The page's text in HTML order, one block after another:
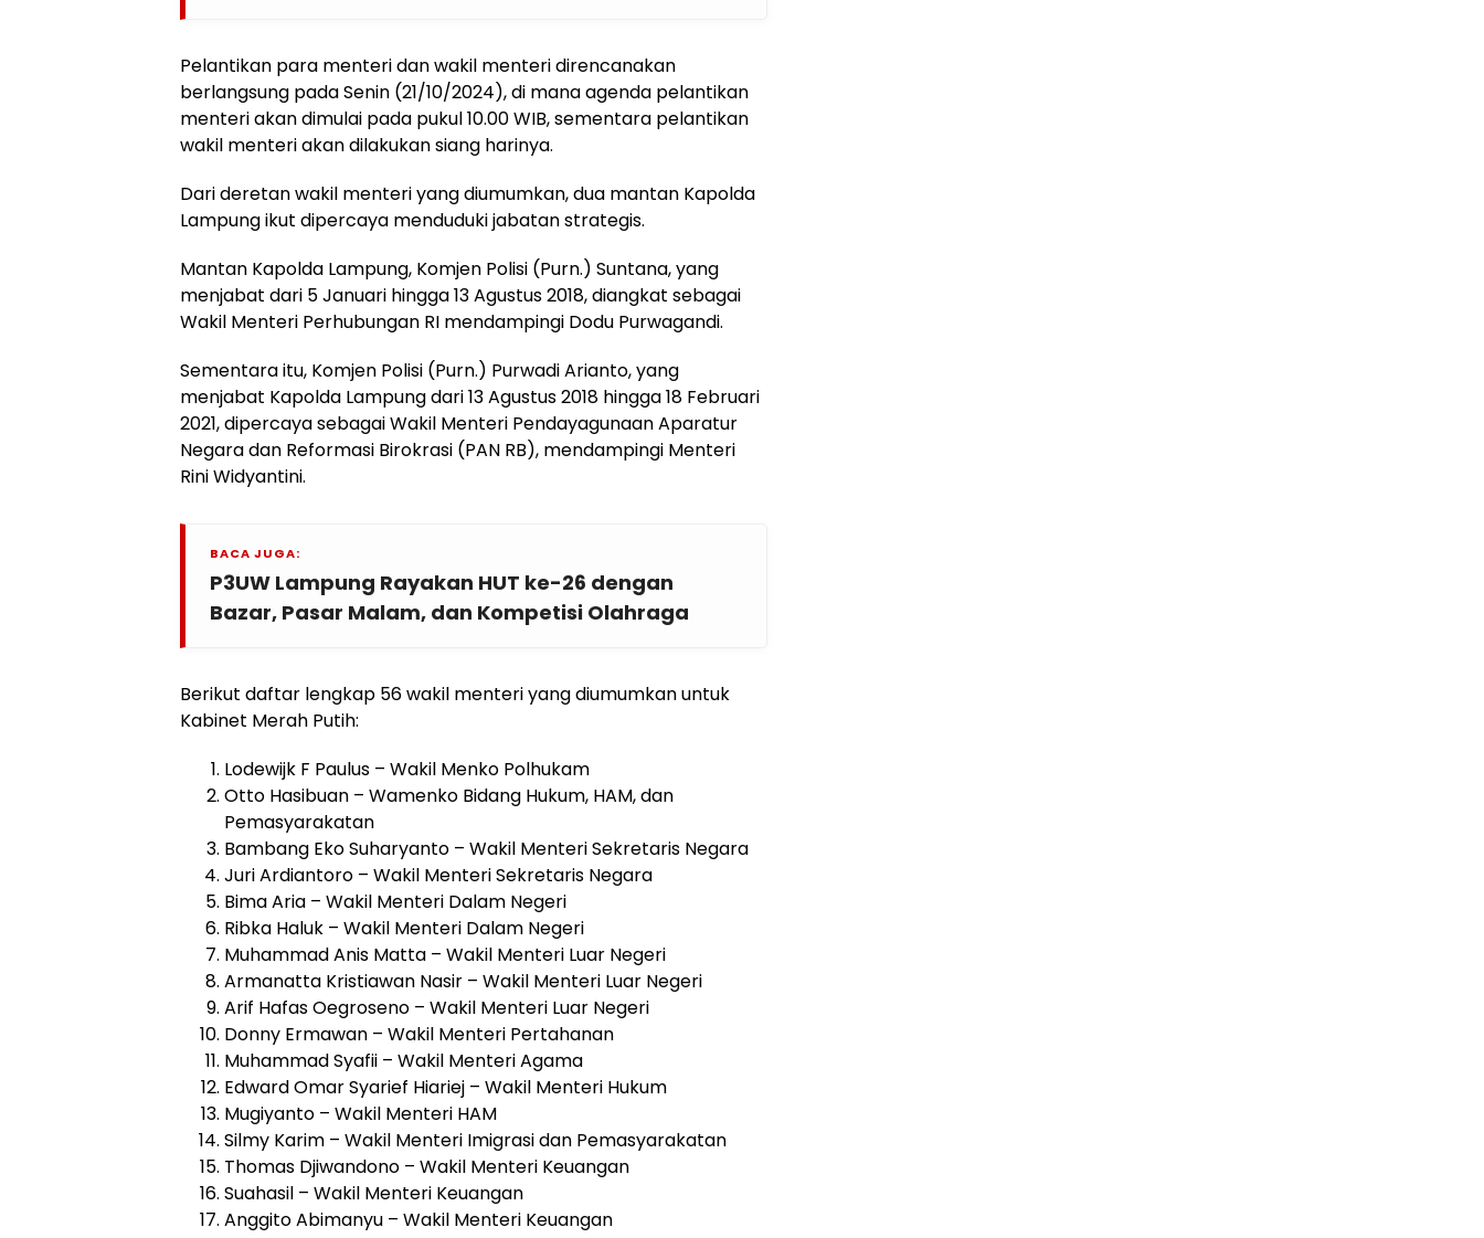
Pelantikan para menteri dan wakil menteri direncanakan
berlangsung pada Senin (21/10/2024), di mana agenda pelantikan
menteri akan dimulai pada pukul 10.00 WIB, sementara pelantikan
wakil menteri akan dilakukan siang harinya.
Dari deretan wakil menteri yang diumumkan, dua mantan Kapolda
Lampung ikut dipercaya menduduki jabatan strategis.
Mantan Kapolda Lampung, Komjen Polisi (Purn.) Suntana, yang
menjabat dari 5 Januari hingga 13 Agustus 2018, diangkat sebagai
Wakil Menteri Perhubungan RI mendampingi Dodu Purwagandi.
Sementara itu, Komjen Polisi (Purn.) Purwadi Arianto, yang
menjabat Kapolda Lampung dari 13 Agustus 2018 hingga 18 Februari
2021, dipercaya sebagai Wakil Menteri Pendayagunaan Aparatur
Negara dan Reformasi Birokrasi (PAN RB), mendampingi Menteri
Rini Widyantini.
BACA JUGA:
P3UW Lampung Rayakan HUT ke-26 dengan
Bazar, Pasar Malam, dan Kompetisi Olahraga
Berikut daftar lengkap 56 wakil menteri yang diumumkan untuk
Kabinet Merah Putih:
Lodewijk F Paulus – Wakil Menko Polhukam
Otto Hasibuan – Wamenko Bidang Hukum, HAM, dan
Pemasyarakatan
Bambang Eko Suharyanto – Wakil Menteri Sekretaris Negara
Juri Ardiantoro – Wakil Menteri Sekretaris Negara
Bima Aria – Wakil Menteri Dalam Negeri
Ribka Haluk – Wakil Menteri Dalam Negeri
Muhammad Anis Matta – Wakil Menteri Luar Negeri
Armanatta Kristiawan Nasir – Wakil Menteri Luar Negeri
Arif Hafas Oegroseno – Wakil Menteri Luar Negeri
Donny Ermawan – Wakil Menteri Pertahanan
Muhammad Syafii – Wakil Menteri Agama
Edward Omar Syarief Hiariej – Wakil Menteri Hukum
Mugiyanto – Wakil Menteri HAM
Silmy Karim – Wakil Menteri Imigrasi dan Pemasyarakatan
Thomas Djiwandono – Wakil Menteri Keuangan
Suahasil – Wakil Menteri Keuangan
Anggito Abimanyu – Wakil Menteri Keuangan